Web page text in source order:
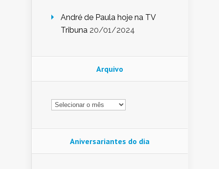
André de Paula hoje na TV
Tribuna 20/01/2024
Arquivo
Arquivo
Aniversariantes do dia